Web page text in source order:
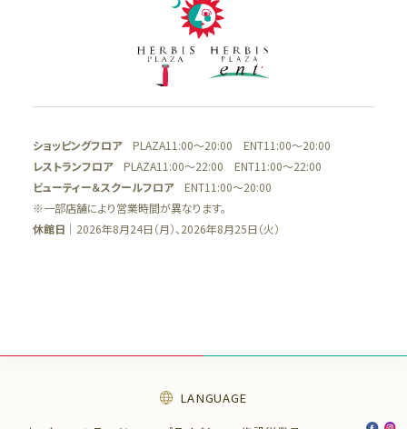
ショッピングフロアPLAZA11:00～20:00 ENT11:00～20:00
レストランフロアPLAZA11:00～22:00 ENT11:00～22:00
ビューティー＆スクールフロアENT11:00～20:00
※一部店舗により営業時間が異なります。
休館日 ｜2026年8月24日（月）、2026年8月25日（火）
LANGUAGE